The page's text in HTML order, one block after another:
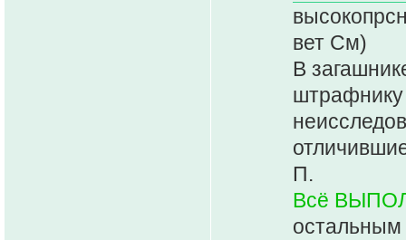
вет См)
В
штрафнику
П.
Всё
остальным